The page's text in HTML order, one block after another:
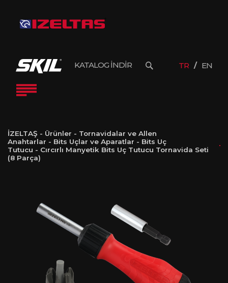
KATALOG İNDİR TR EN
İZELTAŞ - Ürünler - Tornavidalar ve Allen
Anahtarlar - Bits Uçlar ve Aparatlar - Bits Uç
Tutucu - Cırcırlı Manyetik Bits Uç Tutucu Tornavida Seti
(8 Parça)